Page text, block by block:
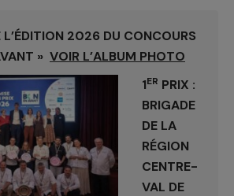
L’ÉDITION 2026 DU CONCOURS
» VOIR L’ALBUM PHOTO
1ER PRIX :
BRIGADE
DE LA
RÉGION
CENTRE-
VAL DE